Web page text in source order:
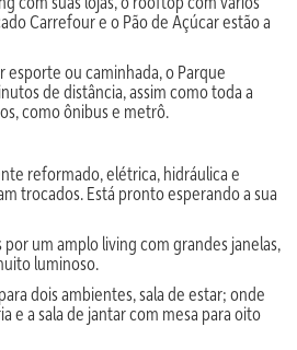
Carrefour e o Pão de Açúcar estão a
esporte ou caminhada, o Parque
de distância, assim como toda a
como ônibus e metrô.
reformado, elétrica, hidráulica e
trocados. Está pronto esperando a sua
um amplo living com grandes janelas,
luminoso.
dois ambientes, sala de estar; onde
e a sala de jantar com mesa para oito